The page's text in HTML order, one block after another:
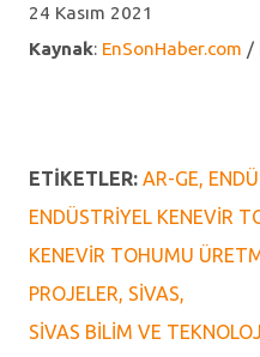
24 Kasım 2021
Kaynak: EnSonHaber.com /
ETIKETLER: AR-GE
ENDÜSTRIYEL KENEVIR
KENEVIR TOHUMU
PROJELER SIVAS
SIVAS BILIM VE